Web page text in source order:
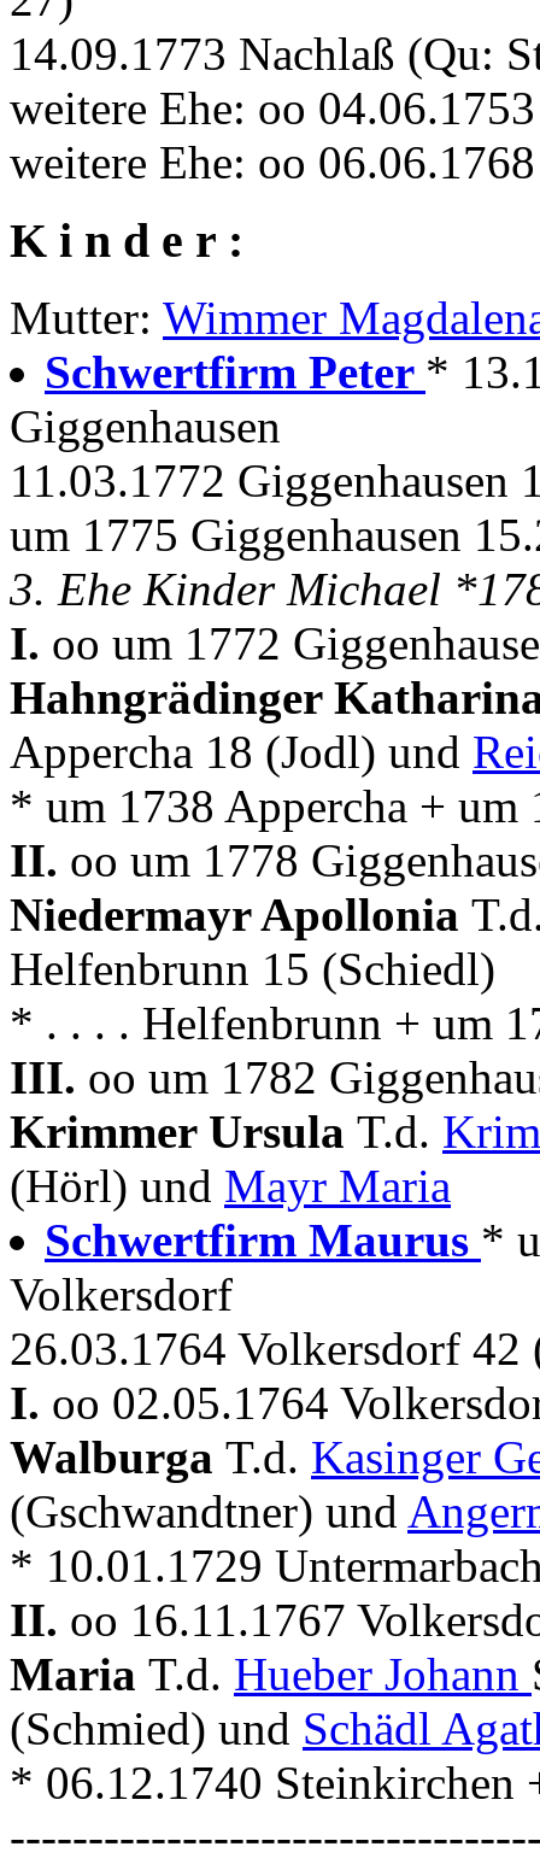
14.09.1773 Nachlaß (Qu:
weitere Ehe: oo
weitere Ehe: oo
K i n d e r :
Mutter: Wimmer
Schwertfirm Peter *
Giggenhausen
11.03.1772 Giggenhausen
um 1775 Giggenhausen
3. Ehe Kinder Michael
I. oo um 1772
Hahngrädinger
Appercha 18 (Jodl) und
* um 1738 Appercha + um
II. oo um 1778
Niedermayr Apollonia
Helfenbrunn 15 (Schiedl)
* . . . . Helfenbrunn + um
III. oo um 1782
Krimmer Ursula T.d.
(Hörl) und Mayr Maria
Schwertfirm Maurus *
Volkersdorf
26.03.1764 Volkersdorf 42
I. oo 02.05.1764
Walburga T.d. Kasinger
(Gschwandtner) und
* 10.01.1729
II. oo 16.11.1767
Maria T.d. Hueber Johann
(Schmied) und Schädl
* 06.12.1740 Steinkirchen